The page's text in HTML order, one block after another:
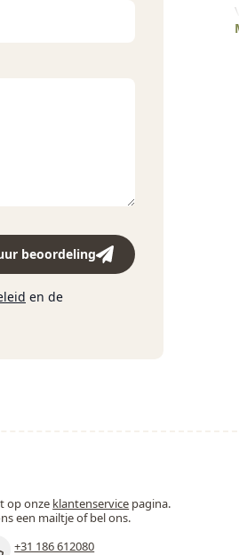
beoordeling
en de
op onze klantenservice pagina.
een mailtje of bel ons.
+31 186 612080